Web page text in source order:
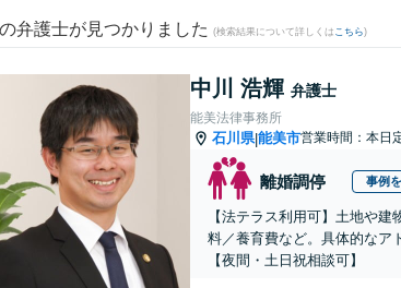
弁護士が見つかりました (検索結果について詳しくは こちら)
中川 浩輝 弁護士
能美法律事務所
石川県|能美市営業時間：本日
離婚調停 事例
【法テラス利用可】土地や
料／養育費など。具体的なア
【夜間・土日祝相談可】